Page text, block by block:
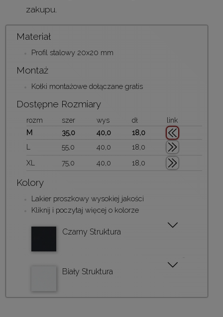
zakupu.
Materiał
Profil stalowy 20x20 mm
Montaż
Kołki montażowe dołączane gratis
Dostępne Rozmiary
rozm szer wys dł
link
M
35,0 40,0
18,0
L
55,0 40,0
18,0
XL
75,0 40,0 18,0
Kolory
Lakier proszkowy wysokiej jakości
Kliknij i poczytaj więcej o kolorze
Czarny Struktura
Biały Struktura